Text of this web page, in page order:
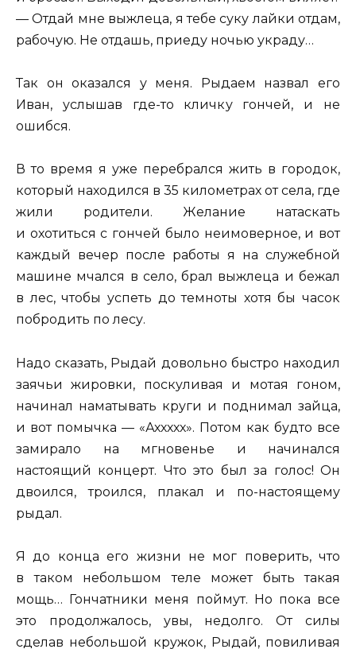
— Отдай мне выжлеца, я тебе суку лайки отдам,
рабочую. Не отдашь, приеду ночью украду…
Так он оказался у меня. Рыдаем назвал его
Иван, услышав где-то кличку гончей, и не
ошибся.
В то время я уже перебрался жить в городок,
который находился в 35 километрах от села, где
жили родители. Желание натаскать
и охотиться с гончей было неимоверное, и вот
каждый вечер после работы я на служебной
машине мчался в село, брал выжлеца и бежал
в лес, чтобы успеть до темноты хотя бы часок
побродить по лесу.
Надо сказать, Рыдай довольно быстро находил
заячьи жировки, поскуливая и мотая гоном,
начинал наматывать круги и поднимал зайца,
и вот помычка — «Аххххх». Потом как будто все
замирало на мгновенье и начинался
настоящий концерт. Что это был за голос! Он
двоился, троился, плакал и по-настоящему
рыдал.
Я до конца его жизни не мог поверить, что
в таком небольшом теле может быть такая
мощь… Гончатники меня поймут. Но пока все
это продолжалось, увы, недолго. От силы
сделав небольшой кружок, Рыдай, повиливая